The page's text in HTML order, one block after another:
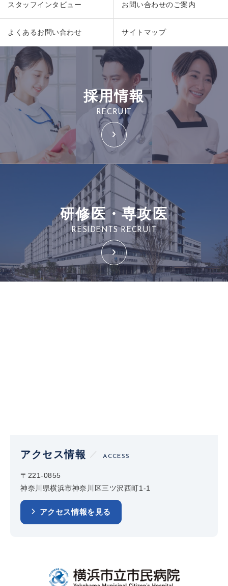
スタッフインタビュー お問い合わせのご案内
よくあるお問い合わせ サイトマップ
採用情報
RECRUIT
研修医・専攻医
RESIDENTS RECRUIT
アクセス情報 ACCESS
〒221-0855
神奈川県横浜市神奈川区三ツ沢西町1-1
アクセス情報を見る